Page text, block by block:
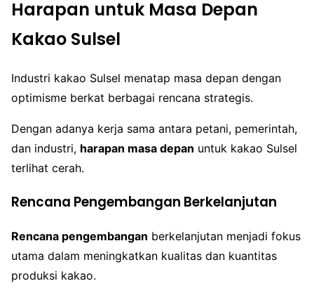
Harapan untuk Masa Depan
Kakao Sulsel
Industri kakao Sulsel menatap masa depan dengan
optimisme berkat berbagai rencana strategis.
Dengan adanya kerja sama antara petani, pemerintah,
dan industri, harapan masa depan untuk kakao Sulsel
terlihat cerah.
Rencana Pengembangan Berkelanjutan
Rencana pengembangan berkelanjutan menjadi fokus
utama dalam meningkatkan kualitas dan kuantitas
produksi kakao.